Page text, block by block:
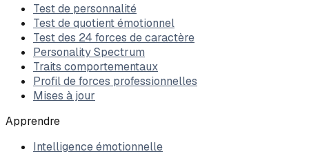
Test de personnalité
Test de quotient émotionnel
Test des 24 forces de caractère
Personality Spectrum
Traits comportementaux
Profil de forces professionnelles
Mises à jour
Apprendre
Intelligence émotionnelle